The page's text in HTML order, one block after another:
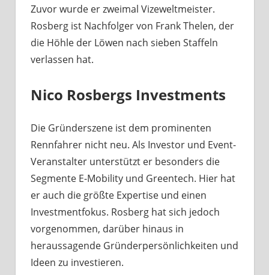
Zuvor wurde er zweimal Vizeweltmeister.
Rosberg ist Nachfolger von Frank Thelen, der
die Höhle der Löwen nach sieben Staffeln
verlassen hat.
Nico Rosbergs Investments
Die Gründerszene ist dem prominenten
Rennfahrer nicht neu. Als Investor und Event-
Veranstalter unterstützt er besonders die
Segmente E-Mobility und Greentech. Hier hat
er auch die größte Expertise und einen
Investmentfokus. Rosberg hat sich jedoch
vorgenommen, darüber hinaus in
heraussagende Gründerpersönlichkeiten und
Ideen zu investieren.